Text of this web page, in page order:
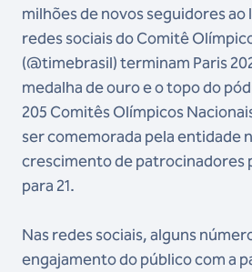
milhões de novos seguidores ao
redes sociais do Comitê
(@timebrasil) terminam Paris
medalha de ouro e o topo do
205 Comitês Olímpicos
ser comemorada pela entidade
crescimento de patrocinadores
para 21.
Nas redes sociais, alguns
engajamento do público com a